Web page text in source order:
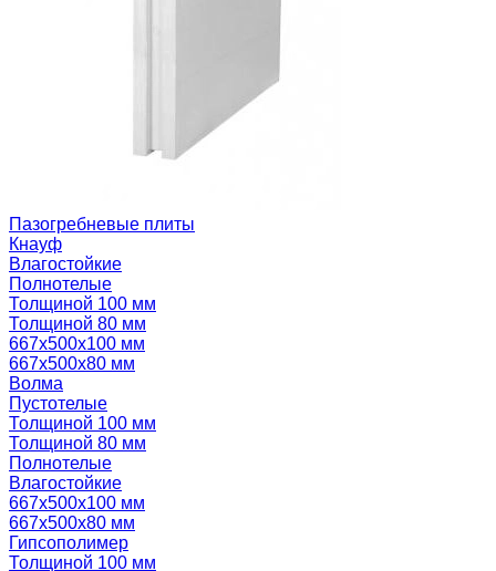
Пазогребневые плиты
Кнауф
Влагостойкие
Полнотелые
Толщиной 100 мм
Толщиной 80 мм
667х500х100 мм
667х500х80 мм
Волма
Пустотелые
Толщиной 100 мм
Толщиной 80 мм
Полнотелые
Влагостойкие
667х500х100 мм
667х500х80 мм
Гипсополимер
Толщиной 100 мм